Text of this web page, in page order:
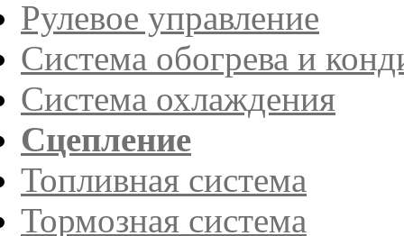
Рулевое управление
Система обогрева и
Система охлаждения
Сцепление
Топливная система
Тормозная система